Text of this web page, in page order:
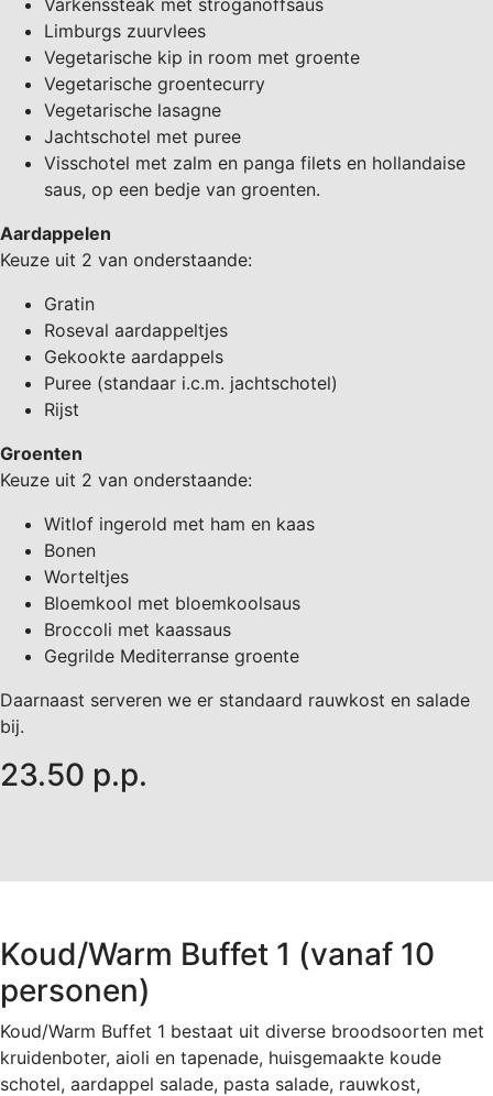
Varkenssteak met stroganoffsaus
Limburgs zuurvlees
Vegetarische kip in room met groente
Vegetarische groentecurry
Vegetarische lasagne
Jachtschotel met puree
Visschotel met zalm en panga filets en hollandaise
saus, op een bedje van groenten.
Aardappelen
Keuze uit 2 van onderstaande:
Gratin
Roseval aardappeltjes
Gekookte aardappels
Puree (standaar i.c.m. jachtschotel)
Rijst
Groenten
Keuze uit 2 van onderstaande:
Witlof ingerold met ham en kaas
Bonen
Worteltjes
Bloemkool met bloemkoolsaus
Broccoli met kaassaus
Gegrilde Mediterranse groente
Daarnaast serveren we er standaard rauwkost en salade
bij.
23.50 p.p.
Koud/Warm Buffet 1 (vanaf 10
personen)
Koud/Warm Buffet 1 bestaat uit diverse broodsoorten met
kruidenboter, aioli en tapenade, huisgemaakte koude
schotel, aardappel salade, pasta salade, rauwkost,